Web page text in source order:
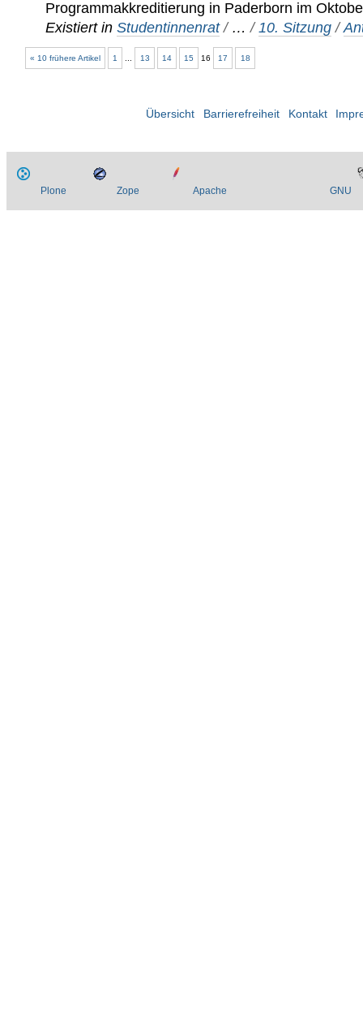
Programmakkreditierung in Paderborn im
Existiert in Studentinnenrat / …/ 10. Sitzung /
« 10 frühere Artikel 1 13 14 15 16 17 18
Übersicht Barrierefreiheit Kontakt
Plone Zope Apache GNU